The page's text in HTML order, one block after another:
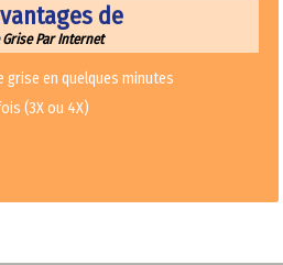
de
Grise Par Internet
grise en quelques minutes
(3X ou 4X)